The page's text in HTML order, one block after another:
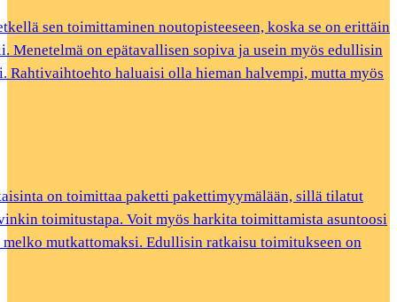
sen toimittaminen noutopisteeseen, koska se on erittäin
Menetelmä on epätavallisen sopiva ja usein myös edullisin
haluaisi olla hieman halvempi, mutta myös
on toimittaa paketti pakettimyymälään, sillä tilatut
toimitustapa. Voit myös harkita toimittamista asuntoosi
mutkattomaksi. Edullisin ratkaisu toimitukseen on